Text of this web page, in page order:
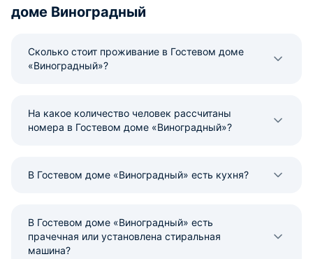
доме Виноградный
Сколько стоит проживание в Гостевом доме
«Виноградный»?
На какое количество человек рассчитаны
номера в Гостевом доме «Виноградный»?
В Гостевом доме «Виноградный» есть кухня?
В Гостевом доме «Виноградный» есть
прачечная или установлена стиральная
машина?